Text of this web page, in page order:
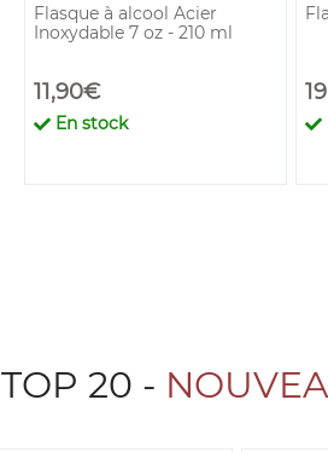
Flasque à alcool Acier
Inoxydable 7 oz - 210 ml
11,90€
En stock
TOP 20 -